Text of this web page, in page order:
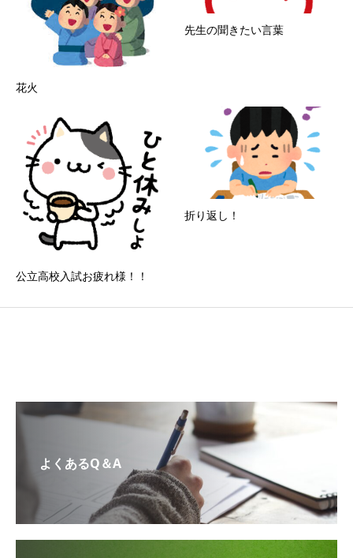
花火
先生の聞きたい言葉
公立高校入試お疲れ様！！
折り返し！
よくあるQ＆A